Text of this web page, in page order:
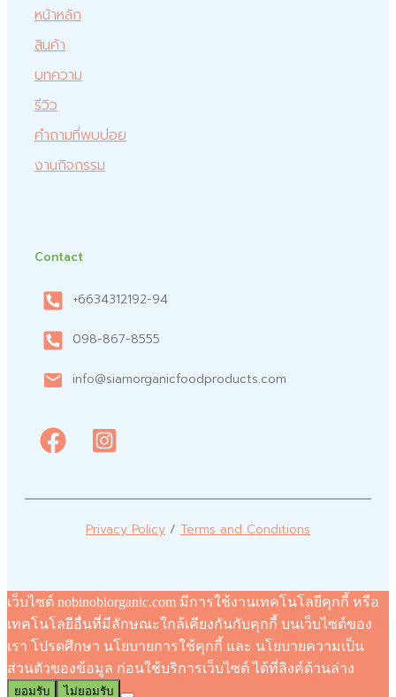
หน้าหลัก
สินค้า
บทความ
รีวิว
คำถามที่พบบ่อย
งานกิจกรรม
Contact
+6634312192-94
098-867-8555
info@siamorganicfoodproducts.com
Privacy Policy / Terms and Conditions
เว็บไซต์ nobinobiorganic.com มีการใช้งานเทคโนโลยีคุกกี้ หรือ
เทคโนโลยีอื่นที่มีลักษณะใกล้เคียงกันกับคุกกี้ บนเว็บไซต์ของ
เรา โปรดศึกษา นโยบายการใช้คุกกี้ และ นโยบายความเป็น
ส่วนตัวของข้อมูล ก่อนใช้บริการเว็บไซต์ ได้ที่ลิงค์ด้านล่าง
ยอมรับ ไม่ยอมรับ